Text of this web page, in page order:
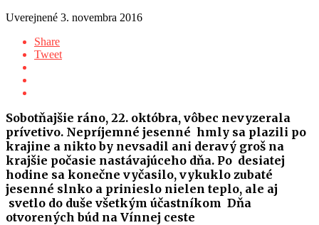
Uverejnené 3. novembra 2016
Share
Tweet
Sobotňajšie ráno, 22. októbra, vôbec nevyzerala
prívetivo. Nepríjemné jesenné hmly sa plazili po
krajine a nikto by nevsadil ani deravý groš na
krajšie počasie nastávajúceho dňa. Po desiatej
hodine sa konečne vyčasilo, vykuklo zubaté
jesenné slnko a prinieslo nielen teplo, ale aj
svetlo do duše všetkým účastníkom Dňa
otvorených búd na Vínnej ceste